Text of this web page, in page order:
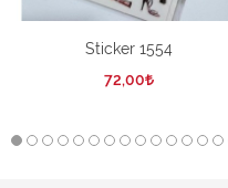
Sticker 1554
72,00